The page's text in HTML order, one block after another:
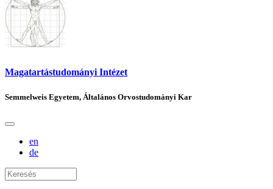
Magatartástudományi Intézet
Semmelweis Egyetem, Általános Orvostudományi Kar
en
de